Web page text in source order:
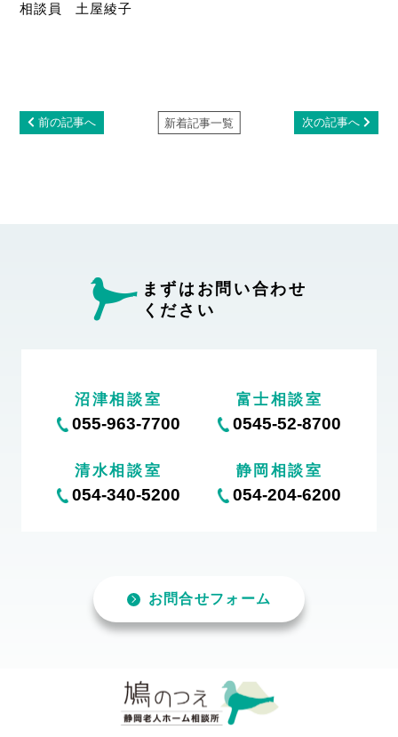
相談員 土屋綾子
前の記事へ 次の記事へ
新着記事一覧
まずはお問い合わせ
ください
沼津相談室
055-963-7700
富士相談室
0545-52-8700
清水相談室
054-340-5200
静岡相談室
054-204-6200
お問合せフォーム